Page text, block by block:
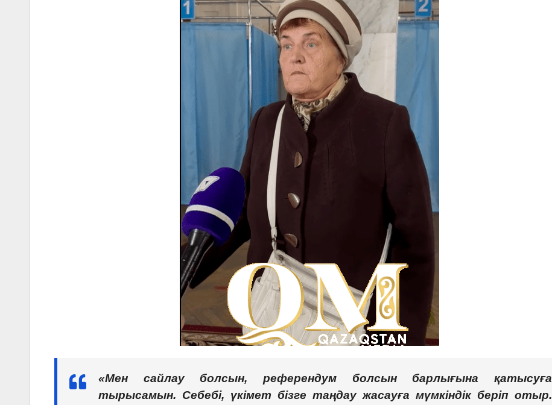
«Мен сайлау болсын, референдум болсын барлығына қатысуға
тырысамын. Себебі, үкімет бізге таңдау жасауға мүмкіндік беріп отыр.